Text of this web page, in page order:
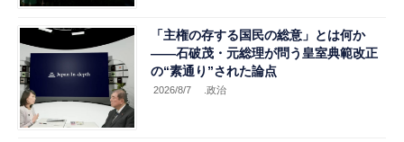
「主権の存する国民の総意」とは何か
――石破茂・元総理が問う皇室典範改正
の“素通り”された論点
2026/8/7 .政治